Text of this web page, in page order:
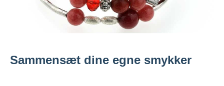
Sammensæt dine egne smykker